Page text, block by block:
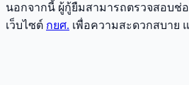
นอกจากนี้ ผู้กู้ยืมสามารถตรวจสอบช่
เว็บไซต์ กยศ. เพื่อความสะดวกสบาย